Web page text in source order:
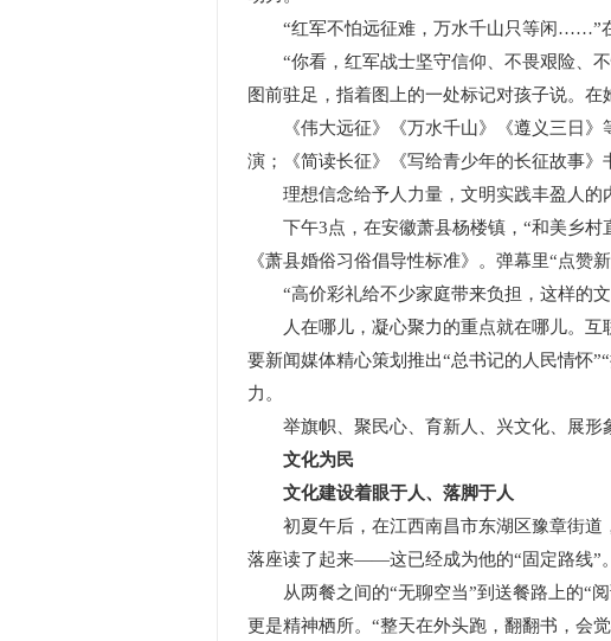
“红军不怕远征难，万水千山只等闲……”在
“你看，红军战士坚守信仰、不畏艰险、不
图前驻足，指着图上的一处标记对孩子说。
《伟大远征》《万水千山》《遵义三日》
演；《简读长征》《写给青少年的长征故事
理想信念给予人力量，文明实践丰盈人的
下午3点，在安徽萧县杨楼镇，“和美乡村
《萧县婚俗习俗倡导性标准》。弹幕里“点赞
“高价彩礼给不少家庭带来负担，这样的文
人在哪儿，凝心聚力的重点就在哪儿。互
要新闻媒体精心策划推出“总书记的人民情怀
力。
举旗帜、聚民心、育新人、兴文化、展形
文化为民
文化建设着眼于人、落脚于人
初夏午后，在江西南昌市东湖区豫章街道
落座读了起来——这已经成为他的“固定路线”。
从两餐之间的“无聊空当”到送餐路上的“阅
更是精神栖所。“整天在外头跑，翻翻书，会